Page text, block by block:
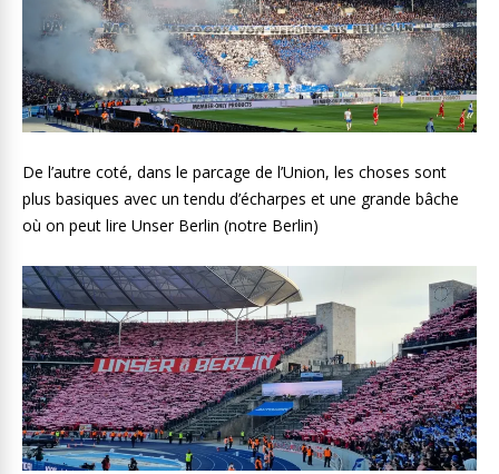
De l’autre coté, dans le parcage de l’Union, les choses sont
plus basiques avec un tendu d’écharpes et une grande bâche
où on peut lire Unser Berlin (notre Berlin)